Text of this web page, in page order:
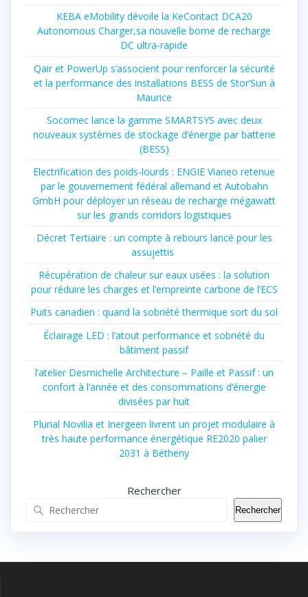
KEBA eMobility dévoile la KeContact DCA20
Autonomous Charger,sa nouvelle borne de recharge
DC ultra-rapide
Qair et PowerUp s’associent pour renforcer la sécurité
et la performance des installations BESS de Stor’Sun à
Maurice
Socomec lance la gamme SMARTSYS avec deux
nouveaux systèmes de stockage d’énergie par batterie
(BESS)
Electrification des poids-lourds : ENGIE Vianeo retenue
par le gouvernement fédéral allemand et Autobahn
GmbH pour déployer un réseau de recharge mégawatt
sur les grands corridors logistiques
Décret Tertiaire : un compte à rebours lancé pour les
assujettis
Récupération de chaleur sur eaux usées : la solution
pour réduire les charges et l’empreinte carbone de l’ECS
Puits canadien : quand la sobriété thermique sort du sol
Éclairage LED : l’atout performance et sobriété du
bâtiment passif
l’atelier Desmichelle Architecture – Paille et Passif : un
confort à l’année et des consommations d’énergie
divisées par huit
Plurial Novilia et Inergeen livrent un projet modulaire à
très haute performance énergétique RE2020 palier
2031 à Bétheny
Rechercher
Rechercher